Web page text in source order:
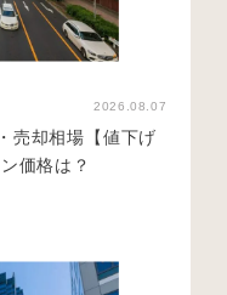
2026.08.07
売却相場【値下げ
価格は？